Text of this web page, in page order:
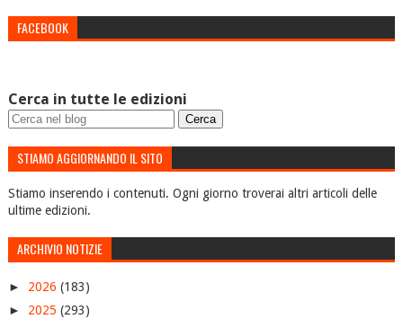
FACEBOOK
Cerca in tutte le edizioni
STIAMO AGGIORNANDO IL SITO
Stiamo inserendo i contenuti. Ogni giorno troverai altri articoli delle
ultime edizioni.
ARCHIVIO NOTIZIE
► 2026 (183)
► 2025 (293)